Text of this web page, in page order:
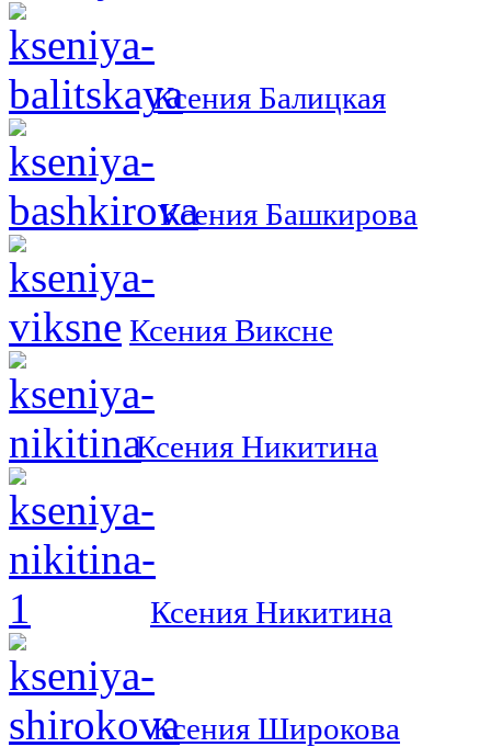
Ксения Балицкая
Ксения Башкирова
Ксения Виксне
Ксения Никитина
Ксения Никитина
Ксения Широкова